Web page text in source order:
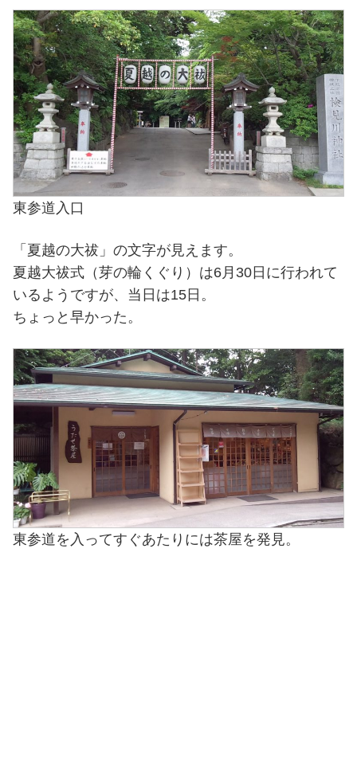
東参道入口
「夏越の大祓」の文字が見えます。
夏越大祓式（芽の輪くぐり）は6月30日に行われて
いるようですが、当日は15日。
ちょっと早かった。
東参道を入ってすぐあたりには茶屋を発見。